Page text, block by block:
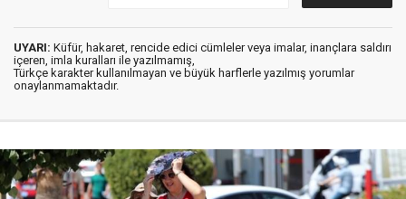
UYARI: Küfür, hakaret, rencide edici cümleler veya imalar, inançlara saldırı
içeren, imla kuralları ile yazılmamış,
Türkçe karakter kullanılmayan ve büyük harflerle yazılmış yorumlar
onaylanmamaktadır.